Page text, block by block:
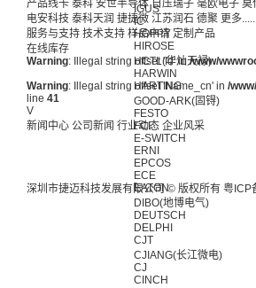
IGUS
IC
HOPPY
HIROSE
HCTL(华灿天禄)
HARWIN
HARTING
GOOD-ARK(固锝)
FESTO
FCI
E-SWITCH
ERNI
EPCOS
ECE
EATON
DIBO(地博电气)
DEUTSCH
DELPHI
CJT
CJIANG(长江微电)
CJ
CINCH
产品线卡 泰科 安世半导体 日压瑞子 毫欧电子 莫
电安科技 泰科天润 捷捷微 江苏润石 德聚 更多
服务与支持 技术支持 样品申请 定制产品
在线库存
Warning: Illegal string offset 'Id' in/www/
Warning: Illegal string offset 'Name_cn' in /
line 41
V
新闻中心 公司新闻 行业动态 企业风采
深圳市捷迈科技发展有限公司 © 版权所有 粤ICP